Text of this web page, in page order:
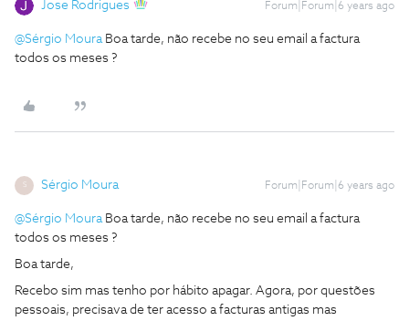
Jose Rodrigues Forum|Forum|6 years ago
@Sérgio MouraBoa tarde, não recebe no seu email a factura
todos os meses ?
S Sérgio Moura Forum|Forum|6 years ago
@Sérgio MouraBoa tarde, não recebe no seu email a factura
todos os meses ?
Boa tarde,
Recebo sim mas tenho por hábito apagar. Agora, por questões
pessoais, precisava de ter acesso a facturas antigas mas